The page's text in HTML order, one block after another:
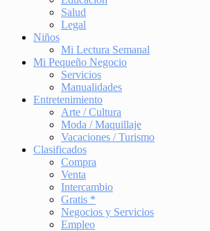
Salud
Legal
Niños
Mi Lectura Semanal
Mi Pequeño Negocio
Servicios
Manualidades
Entretenimiento
Arte / Cultura
Moda / Maquillaje
Vacaciones / Turismo
Clasificados
Compra
Venta
Intercambio
Gratis *
Negocios y Servicios
Empleo